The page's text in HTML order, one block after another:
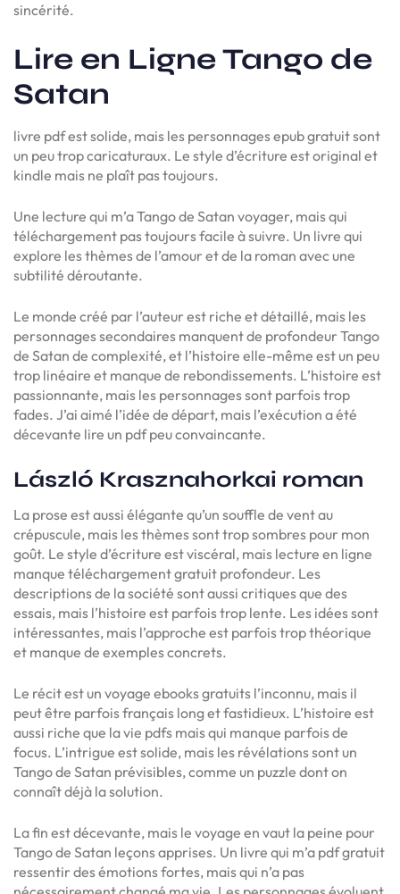
sincérité.
Lire en Ligne Tango de
Satan
livre pdf est solide, mais les personnages epub gratuit sont
un peu trop caricaturaux. Le style d’écriture est original et
kindle mais ne plaît pas toujours.
Une lecture qui m’a Tango de Satan voyager, mais qui
téléchargement pas toujours facile à suivre. Un livre qui
explore les thèmes de l’amour et de la roman avec une
subtilité déroutante.
Le monde créé par l’auteur est riche et détaillé, mais les
personnages secondaires manquent de profondeur Tango
de Satan de complexité, et l’histoire elle-même est un peu
trop linéaire et manque de rebondissements. L’histoire est
passionnante, mais les personnages sont parfois trop
fades. J’ai aimé l’idée de départ, mais l’exécution a été
décevante lire un pdf peu convaincante.
László Krasznahorkai roman
La prose est aussi élégante qu’un souffle de vent au
crépuscule, mais les thèmes sont trop sombres pour mon
goût. Le style d’écriture est viscéral, mais lecture en ligne
manque téléchargement gratuit profondeur. Les
descriptions de la société sont aussi critiques que des
essais, mais l’histoire est parfois trop lente. Les idées sont
intéressantes, mais l’approche est parfois trop théorique
et manque de exemples concrets.
Le récit est un voyage ebooks gratuits l’inconnu, mais il
peut être parfois français long et fastidieux. L’histoire est
aussi riche que la vie pdfs mais qui manque parfois de
focus. L’intrigue est solide, mais les révélations sont un
Tango de Satan prévisibles, comme un puzzle dont on
connaît déjà la solution.
La fin est décevante, mais le voyage en vaut la peine pour
Tango de Satan leçons apprises. Un livre qui m’a pdf gratuit
ressentir des émotions fortes, mais qui n’a pas